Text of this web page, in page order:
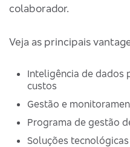
colaborador.
Veja as principais
Inteligência de dados
custos
Gestão e
Programa de gestão
Soluções